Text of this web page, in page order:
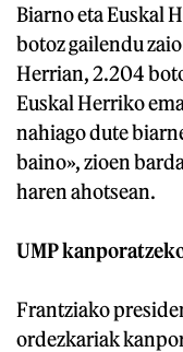
Biarno eta Euskal
botoz gailendu
Herrian, 2.204
Euskal Herriko
nahiago dute
baino», zioen
haren ahotsean.
UMP
Frantziako
ordezkariak